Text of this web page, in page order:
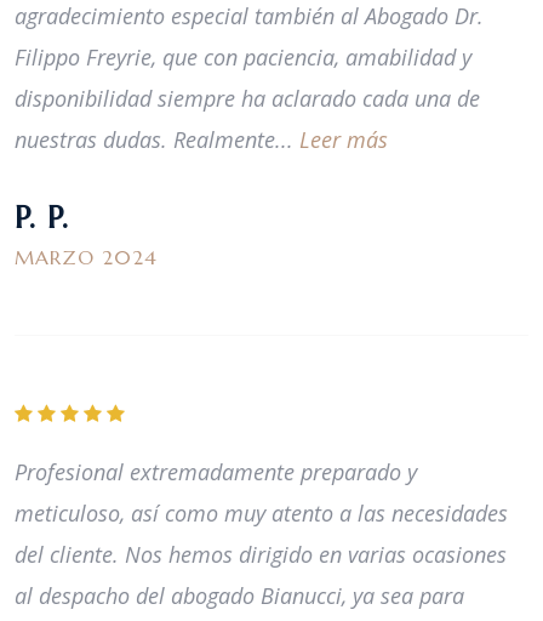
agradecimiento especial también al Abogado Dr.
Filippo Freyrie, que con paciencia, amabilidad y
disponibilidad siempre ha aclarado cada una de
nuestras dudas. Realmente... Leer más
P. P.
MARZO 2024
Profesional extremadamente preparado y
meticuloso, así como muy atento a las necesidades
del cliente. Nos hemos dirigido en varias ocasiones
al despacho del abogado Bianucci, ya sea para